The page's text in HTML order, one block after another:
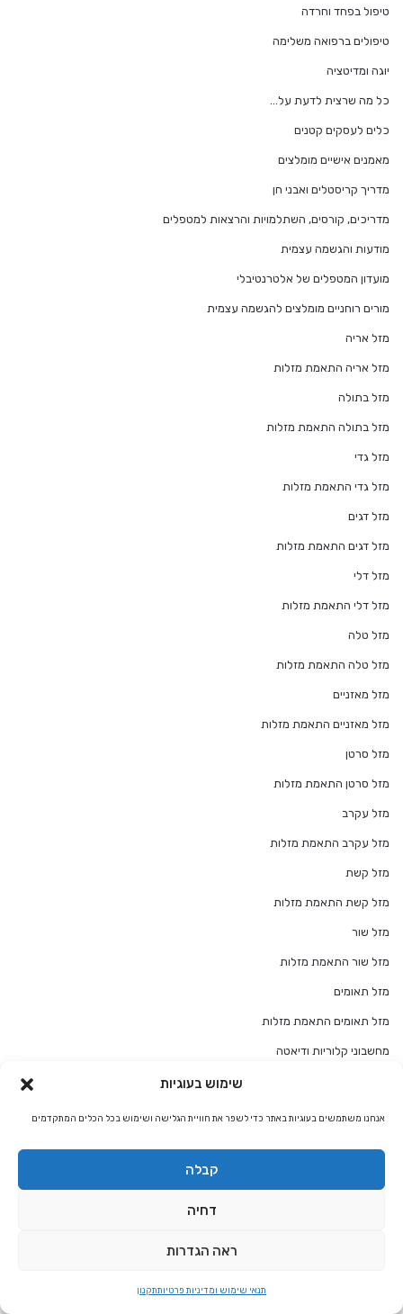
שימוש בעוגיות
אנחנו משתמשים בעוגיות באתר כדי לשפר את חוויית הגלישה ושימוש בכל הכלים המתקדמים
קבלה
דחיה
ראה הגדרות
תנאי שימוש ומדיניות פרטיותתקנון
טיפול בפחד וחרדה
טיפולים ברפואה משלימה
יוגה ומדיטציה
כל מה שרצית לדעת על…
כלים לעסקים קטנים
מאמנים אישיים מומלצים
מדריך קריסטלים ואבני חן
מדריכים, קורסים, השתלמויות והרצאות למטפלים
מודעות והגשמה עצמית
מועדון המטפלים של אלטרנטיבלי
מורים רוחניים מומלצים להגשמה עצמית
מזל אריה
מזל אריה התאמת מזלות
מזל בתולה
מזל בתולה התאמת מזלות
מזל גדי
מזל גדי התאמת מזלות
מזל דגים
מזל דגים התאמת מזלות
מזל דלי
מזל דלי התאמת מזלות
מזל טלה
מזל טלה התאמת מזלות
מזל מאזניים
מזל מאזניים התאמת מזלות
מזל סרטן
מזל סרטן התאמת מזלות
מזל עקרב
מזל עקרב התאמת מזלות
מזל קשת
מזל קשת התאמת מזלות
מזל שור
מזל שור התאמת מזלות
מזל תאומים
מזל תאומים התאמת מזלות
מחשבוני קלוריות ודיאטה
משמעות / פירוש קלפי טארוט